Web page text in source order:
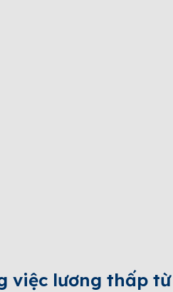
việc lương thấp từ